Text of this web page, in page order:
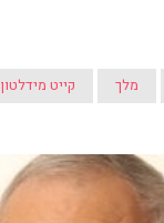
מלך קייט מידלטון